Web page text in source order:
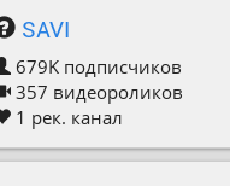
SAVI
679K подписчиков
357 видеороликов
1 рек. канал